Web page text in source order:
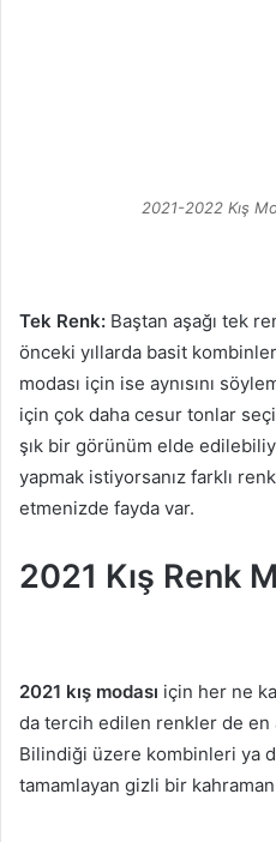
2021-2022 Kış
Tek Renk: Baştan aşağı tek
önceki yıllarda basit
modası için ise aynısını
için çok daha cesur tonlar
şık bir görünüm elde
yapmak istiyorsanız farklı
etmenizde fayda var.
2021 Kış Renk
2021 kış modası için her ne
da tercih edilen renkler de en
Bilindiği üzere kombinleri ya
tamamlayan gizli bir